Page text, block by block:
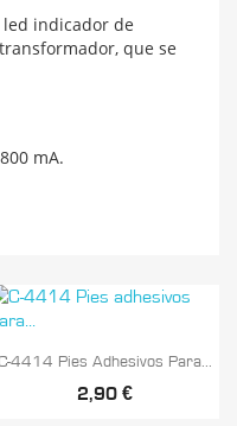
indicador de
que se
mA.
Vista rápida
4414 Pies Adhesivos Para...
2,90 €